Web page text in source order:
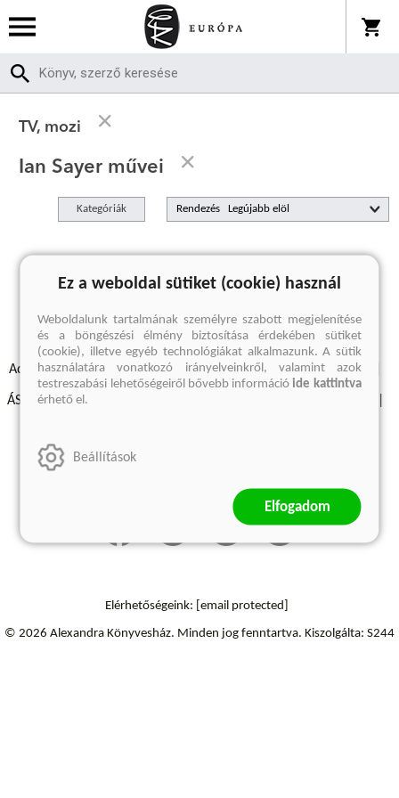
TV, mozi
Ian Sayer művei
Kategóriák Rendezés
A keresett kifejezésre nincs találat
Adatvédelmi szabályzatok Elállási felmondási nyilatkozat
ÁSZF - Vásárlási feltételek
Szállítási információk
Elérhetőségeink: [email protected]
© 2026 Alexandra Könyvesház. Minden jog fenntartva. Kiszolgálta: S244
Ez a weboldal sütiket (cookie) használ
Weboldalunk tartalmának személyre szabott megjelenítése
és a böngészési élmény biztosítása érdekében sütiket
(cookie), illetve egyéb technológiákat alkalmazunk. A sütik
használatára vonatkozó irányelveinkről, valamint azok
testreszabási lehetőségeiről bővebb információide kattintva
érhető el.
Beállítások
Elfogadom